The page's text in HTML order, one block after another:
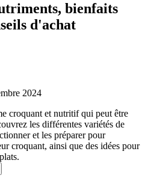
bienfaits
d'achat
2024
croquant et nutritif qui peut être
les différentes variétés de
et les préparer pour
croquant, ainsi que des idées pour